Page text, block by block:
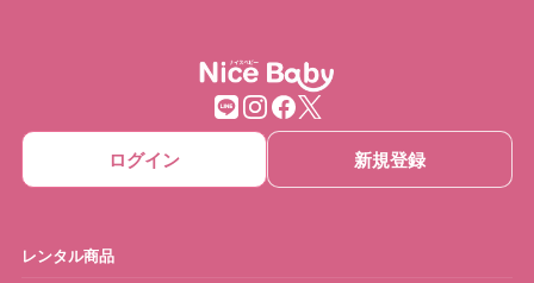
ログイン 新規登録
レンタル商品